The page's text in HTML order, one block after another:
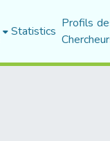
Statistics Profils